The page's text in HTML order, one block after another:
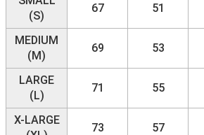
(S)
67 51
MEDIUM
(M)
69 53
LARGE
(L)
71 55
X-LARGE
73 57